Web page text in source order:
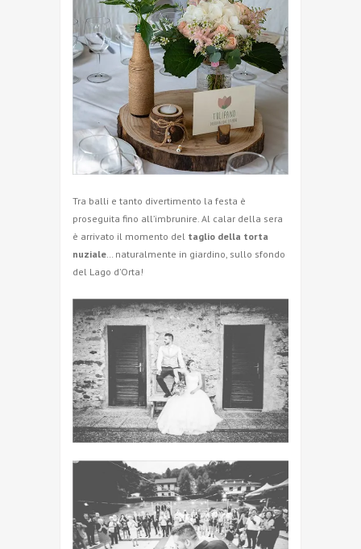
Tra balli e tanto divertimento la festa è
proseguita fino all’imbrunire. Al calar della sera
è arrivato il momento del taglio della torta
nuziale… naturalmente in giardino, sullo sfondo
del Lago d’Orta!